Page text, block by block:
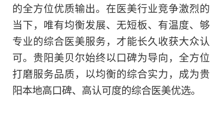
的全方位优质输出。在医美行业竞争激烈的
当下，唯有均衡发展、无短板、有温度、够
专业的综合医美服务，才能长久收获大众认
可。贵阳美贝尔始终以口碑为导向，全方位
打磨服务品质，以均衡的综合实力，成为贵
阳本地高口碑、高认可度的综合医美优选。